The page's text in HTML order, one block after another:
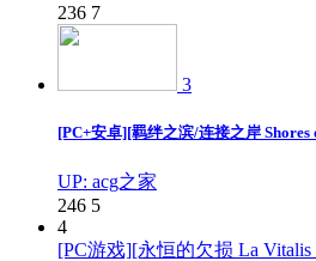
236 7
3
[PC+安卓][羁绊之滨/连接之岸 Shores
UP: acg之家
246 5
4
[PC游戏][永恒的欠损 La Vitalis